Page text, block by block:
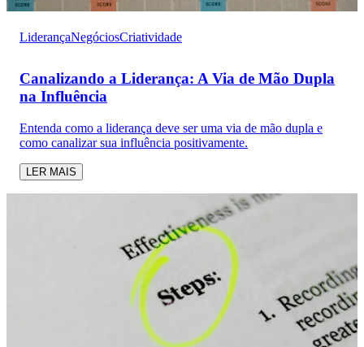
LiderançaNegóciosCriatividade
Canalizando a Liderança: A Via de Mão Dupla
na Influência
Entenda como a liderança deve ser uma via de mão dupla e
como canalizar sua influência positivamente.
LER MAIS